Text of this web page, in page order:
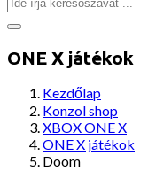
ONE X játékok
Kezdőlap
Konzol shop
XBOX ONE X
ONE X játékok
Doom